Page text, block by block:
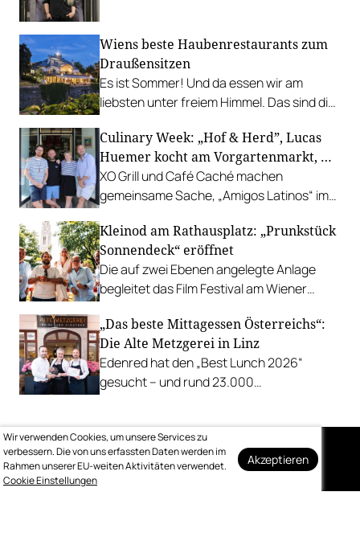
Wiens beste Haubenrestaurants zum
Draußensitzen
Es ist Sommer! Und da essen wir am
liebsten unter freiem Himmel. Das sind die
Gastgarten.
Culinary Week: „Hof & Herd”, Lucas
Huemer kocht am Vorgartenmarkt, …
XO Grill und Café Caché machen
gemeinsame Sache, „Amigos Latinos“ im
Richard Rauch kocht in der Riederalm
u.v.m.
Kleinod am Rathausplatz: „Prunkstück
Sonnendeck“ eröffnet
Die auf zwei Ebenen angelegte Anlage
begleitet das Film Festival am Wiener
mit Cocktails, Snacks und
Veranstaltungsprogramm.
„Das beste Mittagessen Österreichs“:
Die Alte Metzgerei in Linz
Edenred hat den „Best Lunch 2026“
gesucht – und rund 23.000
sich den begehrten Award in die Linzer
Herrenstraße.
Auf dem Laufenden
Wir verwenden Cookies, um unsere Services zu
verbessern. Die von uns erfassten Daten werden im
Rahmen unserer EU-weiten Aktivitäten verwendet.
Cookie Einstellungen
Akzeptieren